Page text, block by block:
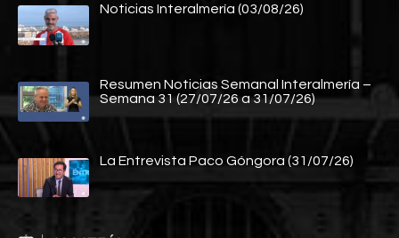
Noticias Interalmería (03/08/26)
Resumen Noticias Semanal Interalmería –
Semana 31 (27/07/26 a 31/07/26)
La Entrevista Paco Góngora (31/07/26)